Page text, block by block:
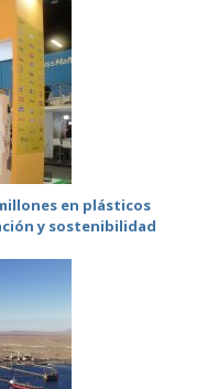
en plásticos
y sostenibilidad